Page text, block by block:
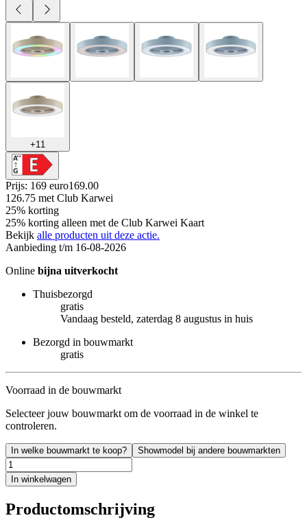
+11
Prijs: 169 euro169.00
126.75 met Club Karwei
25% korting
25% korting alleen met de Club Karwei Kaart
Bekijk alle producten uit deze actie.
Aanbieding t/m 16-08-2026
Online bijna uitverkocht
Thuisbezorgd
gratis
Vandaag besteld, zaterdag 8 augustus in huis
Bezorgd in bouwmarkt
gratis
Voorraad in de bouwmarkt
Selecteer jouw bouwmarkt om de voorraad in de winkel te
controleren.
In welke bouwmarkt te koop? Showmodel bij andere bouwmarkten
In winkelwagen
Productomschrijving